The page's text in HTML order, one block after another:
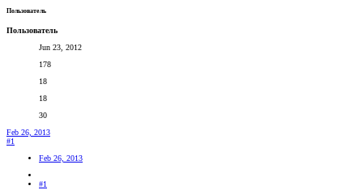
Пользователь
Пользователь
Jun 23, 2012
178
18
18
30
Feb 26, 2013
#1
Feb 26, 2013
#1